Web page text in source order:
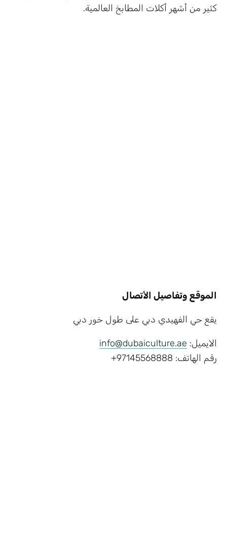
كثير من أشهر أكلات المطابخ العالمية.
الموقع وتفاصيل الأتصال
يقع حي الفهيدي دبي على طول خور دبي
الايميل: info@dubaiculture.ae
رقم الهاتف: 97145568888+